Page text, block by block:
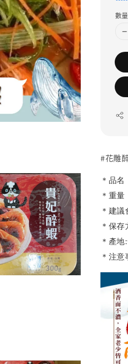
數量
#花雕
＊品
＊重
＊建
＊保
＊產地
＊注